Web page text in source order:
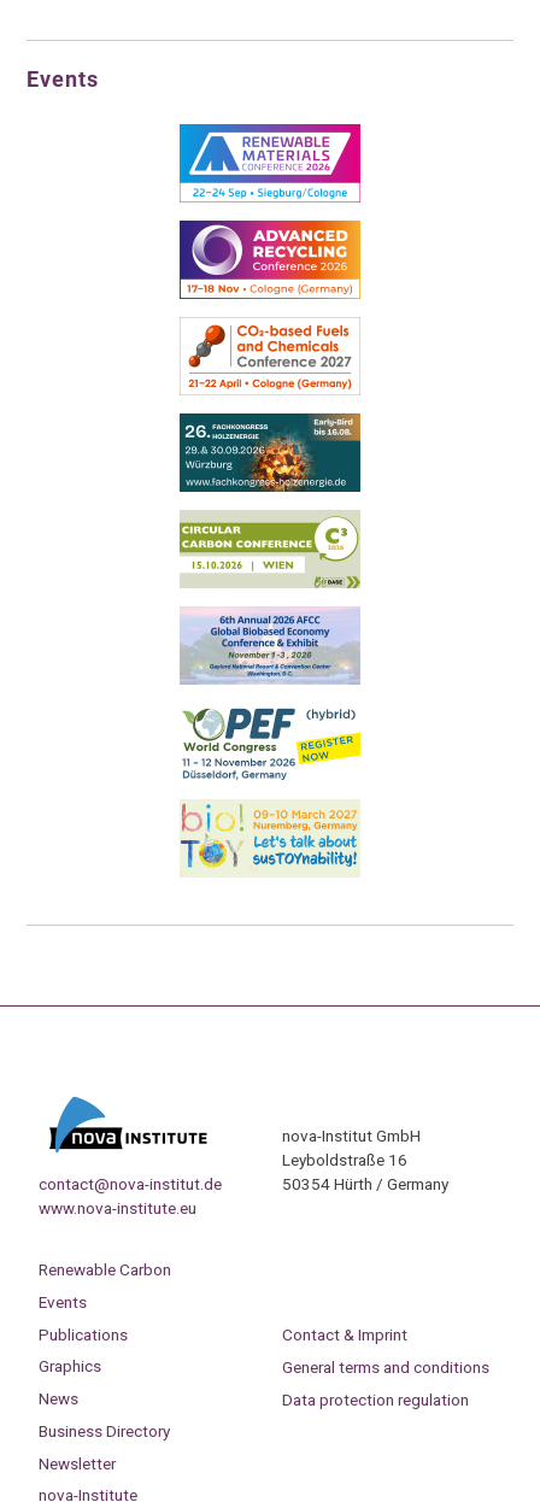
Events
contact@nova-institut.de
www.nova-institute.eu
nova-Institut GmbH
Leyboldstraße 16
50354 Hürth / Germany
Renewable Carbon
Events
Publications
Graphics
News
Business Directory
Newsletter
nova-Institute
Contact & Imprint
General terms and conditions
Data protection regulation